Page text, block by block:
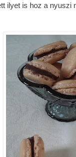
ilyet is hoz a nyuszi